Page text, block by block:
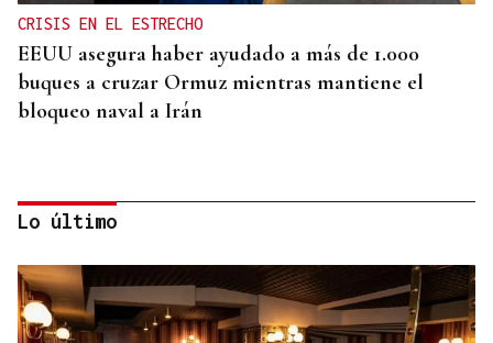
CRISIS EN EL ESTRECHO
EEUU asegura haber ayudado a más de 1.000
buques a cruzar Ormuz mientras mantiene el
bloqueo naval a Irán
Lo último